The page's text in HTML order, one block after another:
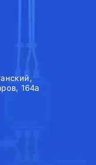
164а